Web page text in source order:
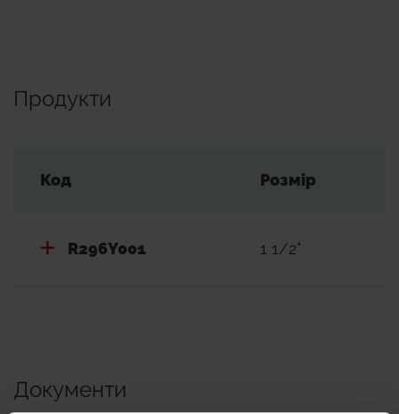
Продукти
Код Розмір
R296Y001 1 1/2"
Документи